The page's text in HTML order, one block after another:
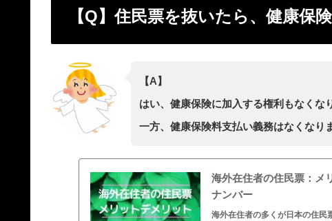
【Q】住民票を抜いたら、健康保
【A】
はい、健康保険に加入する権利もなくな
一方、健康保険料支払い義務はなくなり
海外在住者の住民票：メ
ナンバー
海外在住者の多くが日本の住民